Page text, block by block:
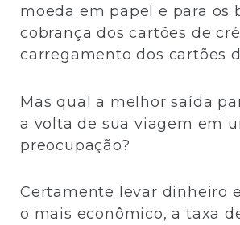
moeda em papel e para os
cobrança dos cartões de
carregamento dos cartões
Mas qual a melhor saída
a volta de sua viagem em
preocupação?
Certamente levar dinheiro
o mais econômico, a taxa